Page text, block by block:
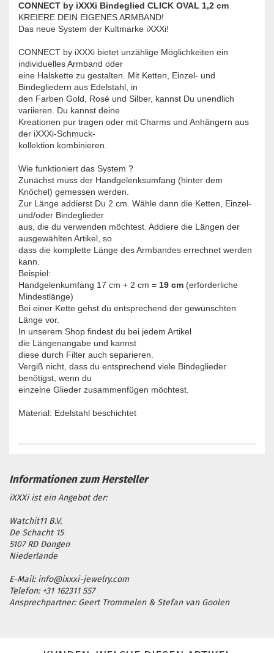
CONNECT by iXXXi Bindeglied CLICK OVAL 1,2 cm
KREIERE DEIN EIGENES ARMBAND!
Das neue System der Kultmarke iXXXi!
CONNECT by iXXXi bietet unzählige Möglichkeiten ein
individuelles Armband oder
eine Halskette zu gestalten. Mit Ketten, Einzel- und
Bindegliedern aus Edelstahl, in
den Farben Gold, Rosé und Silber, kannst Du unendlich
variieren. Du kannst deine
Kreationen pur tragen oder mit Charms und Anhängern aus
der iXXXi-Schmuck-
kollektion kombinieren.
Wie funktioniert das System ?
Zunächst muss der Handgelenksumfang (hinter dem
Knöchel) gemessen werden.
Zur Länge addierst Du 2 cm. Wähle dann die Ketten, Einzel-
und/oder Bindeglieder
aus, die du verwenden möchtest. Addiere die Längen der
ausgewählten Artikel, so
dass die komplette Länge des Armbandes errechnet werden
kann.
Beispiel:
Handgelenkumfang 17 cm + 2 cm = 19 cm (erforderliche
Mindestlänge)
Bei einer Kette gehst du entsprechend der gewünschten
Länge vor.
In unserem Shop findest du bei jedem Artikel
die Längenangabe und kannst
diese durch Filter auch separieren.
Vergiß nicht, dass du entsprechend viele Bindeglieder
benötigst, wenn du
einzelne Glieder zusammenfügen möchtest.
Material: Edelstahl beschichtet
iXXXi ist ein Angebot der:
Watchit11 B.V.
De Schacht 15
5107 RD Dongen
Niederlande
E-Mail: info@ixxxi-jewelry.com
Telefon: +31 162311 557
Ansprechpartner: Geert Trommelen & Stefan van Goolen